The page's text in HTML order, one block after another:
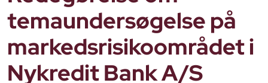
temaundersøgelse på
markedsrisikoområdet i
Nykredit Bank A/S